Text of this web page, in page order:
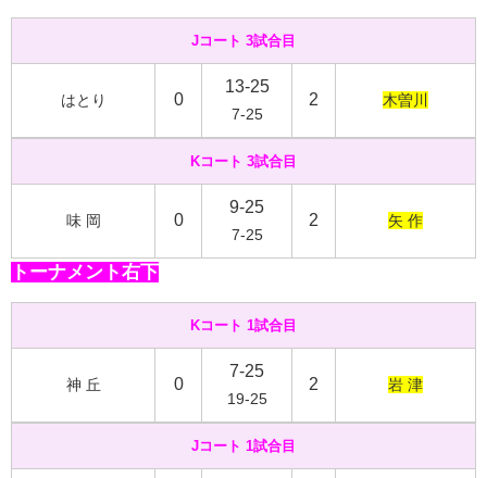
Jコート 3試合目
はとり 0
13-25
7-25
2 木曽川
Kコート 3試合目
味 岡 0
9-25
7-25
2 矢 作
トーナメント右下
Kコート 1試合目
神 丘 0
7-25
19-25
2 岩 津
Jコート 1試合目